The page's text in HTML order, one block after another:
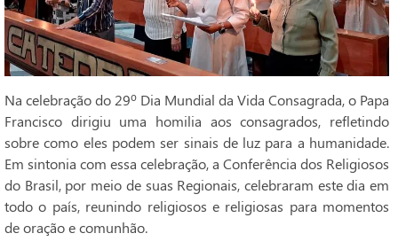
Na celebração do 29º Dia Mundial da Vida Consagrada, o Papa
Francisco dirigiu uma homilia aos consagrados, refletindo
sobre como eles podem ser sinais de luz para a humanidade.
Em sintonia com essa celebração, a Conferência dos Religiosos
do Brasil, por meio de suas Regionais, celebraram este dia em
todo o país, reunindo religiosos e religiosas para momentos
de oração e comunhão.